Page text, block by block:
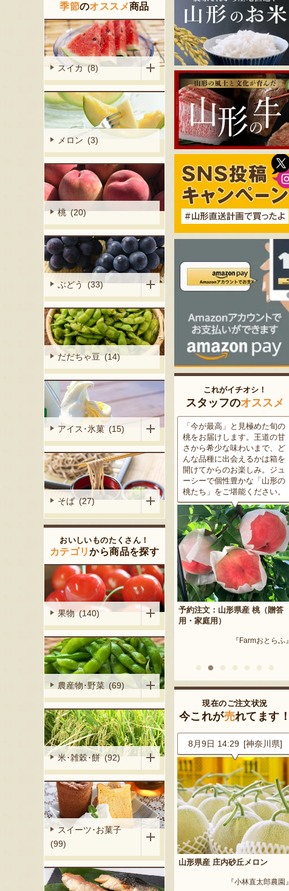
季節のオススメ商品
スイカ (8)
メロン (3)
桃 (20)
ぶどう (33)
だだちゃ豆 (14)
アイス･氷菓 (15)
そば (27)
おいしいものたくさん！
カテゴリから商品を探す
果物 (140)
農産物･野菜 (69)
米･雑穀･餅 (92)
スイーツ･お菓子
(99)
これがイチオシ！
スタッフのオススメ
フデザイン』
「今が最高」と見極めた旬の
桃をお届けします。王道の甘
さから希少な味わいまで、ど
んな品種に出会えるかは箱を
開けてからのお楽しみ。ジュ
ーシーで個性豊かな「山形の
桃たち」をご堪能ください。
予約注文：山形県産 桃（贈答
用・家庭用）
『Farmおとらふ』
米沢牛は、非常に厳しい条件
をクリアした最高級のブラン
ド牛。美しいサシ・きめ細か
な肉質・とろける食感・濃厚
な旨味、すべてが抜群です。
高級感のある黒化粧箱入りの
ため、大切な人への贈り物に
どうぞ！
米沢牛
『肉匠えんどう』
現在のご注文状況
今これが売れてます！
スカット・
8月9日 14:29 [神奈川県]
山形県産 庄内砂丘メロン
『小林直太郎農園』
8月9日 14:01 [山形県]
山形県産 桃（贈答用・家庭用）
『まるたか果樹園』